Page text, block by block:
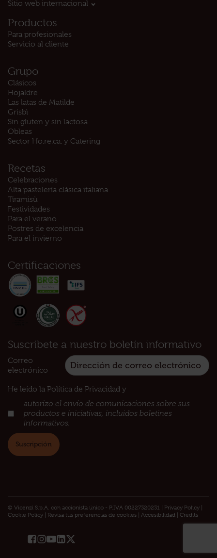
Sitio web internacional
Productos
Para profesionales
Servicio al cliente
Grupo
Clásicos
Hojaldre
Las latas de Matilde
Grisbì
Sin gluten y sin lactosa
Obleas
Sector Ho.re.ca. y Catering
Recetas
Celebraciones
Alta pastelería clásica italiana
Tiramisù
Festividades
Para el verano
Postres de excelencia
Para el invierno
Certificaciones
Suscríbete a nuestro boletín informativo
Correo
electrónico
He leído la Política de Privacidad y
autorizo el envío de comunicaciones sobre sus
productos e iniciativas, incluidos boletines
informativos.
© Vicenzi S.p.A. con accionista único - P.IVA 00227320231 | Privacy Policy​
Cookie Policy
Revisa tus preferencias de cookies Accesibilidad Credits